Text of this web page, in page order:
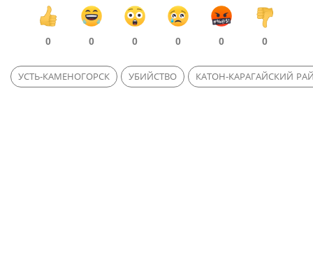
0 0 0 0 0 0
УСТЬ-КАМЕНОГОРСК УБИЙСТВО КАТОН-КАРАГАЙСКИЙ